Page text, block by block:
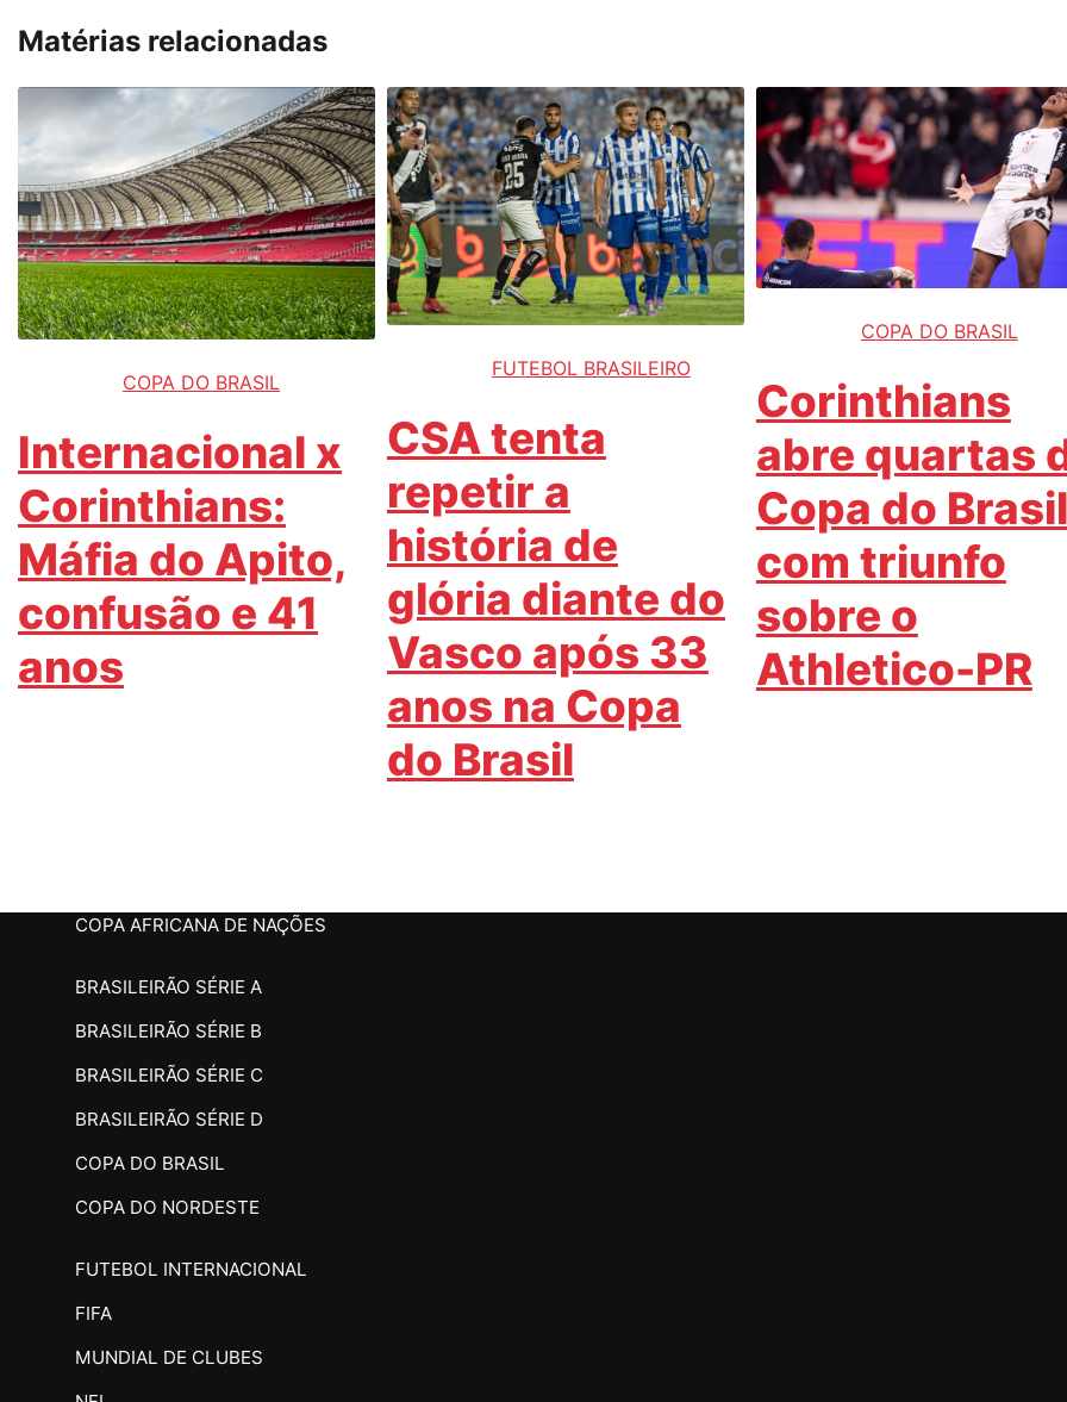
Matérias relacionadas
COPA DO BRASIL
Internacional x
Corinthians:
Máfia do Apito,
confusão e 41
anos
FUTEBOL BRASILEIRO
CSA tenta
repetir a
história de
glória diante do
Vasco após 33
anos na Copa
do Brasil
COPA DO BRASIL
Corinthians
abre quartas
Copa do Brasil
com triunfo
sobre o
Athletico-PR
COPA AFRICANA DE NAÇÕES
BRASILEIRÃO SÉRIE A
BRASILEIRÃO SÉRIE B
BRASILEIRÃO SÉRIE C
BRASILEIRÃO SÉRIE D
COPA DO BRASIL
COPA DO NORDESTE
FUTEBOL INTERNACIONAL
FIFA
MUNDIAL DE CLUBES